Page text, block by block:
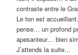
contraste entre le
Le ton est
pense… un profond
apesanteur… bien
J’attends la suite…